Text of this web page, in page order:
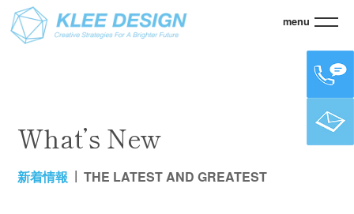
menu
> 新着情報
What’s New
新着情報 THE LATEST AND GREATEST